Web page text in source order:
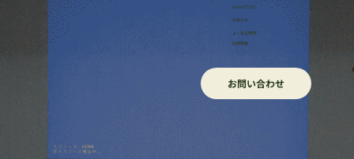
HONEブログ
​お知らせ
よくある質問
採用情報
お問い合わせ